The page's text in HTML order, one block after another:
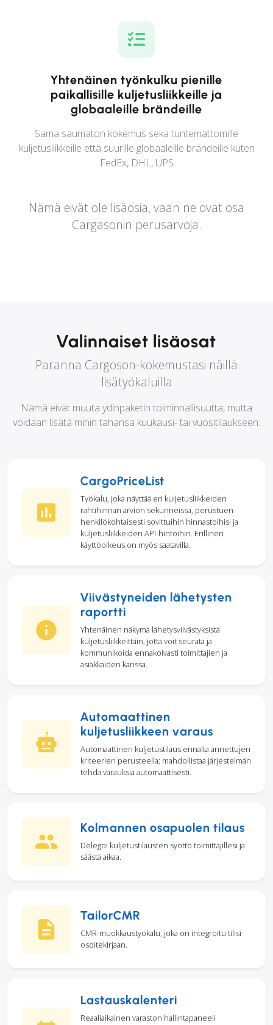
Yhtenäinen työnkulku pienille
paikallisille kuljetusliikkeille ja
globaaleille brändeille
Sama saumaton kokemus sekä tuntemattomille
kuljetusliikkeille että suurille globaaleille brändeille kuten
FedEx, DHL, UPS
Nämä eivät ole lisäosia, vaan ne ovat osa
Cargasonin perusarvoja.
Valinnaiset lisäosat
Paranna Cargoson-kokemustasi näillä
lisätyökaluilla
Nämä eivät muuta ydinpaketin toiminnallisuutta, mutta
voidaan lisätä mihin tahansa kuukausi- tai vuositilaukseen:
CargoPriceList
Työkalu, joka näyttää eri kuljetusliikkeiden
rahtihinnan arvion sekunneissa, perustuen
henkilökohtaisesti sovittuihin hinnastoihisi ja
kuljetusliikkeiden API-hintoihin. Erillinen
käyttöoikeus on myös saatavilla.
Viivästyneiden lähetysten
raportti
Yhtenäinen näkymä lähetysviivästyksistä
kuljetusliikkeittäin, jotta voit seurata ja
kommunikoida ennakoivasti toimittajien ja
asiakkaiden kanssa.
Automaattinen
kuljetusliikkeen varaus
Automaattinen kuljetustilaus ennalta annettujen
kriteerien perusteella; mahdollistaa järjestelmän
tehdä varauksia automaattisesti.
Kolmannen osapuolen tilaus
Delegoi kuljetustilausten syöttö toimittajillesi ja
säästä aikaa.
TailorCMR
CMR-muokkaustyökalu, joka on integroitu tilisi
osoitekirjaan.
Lastauskalenteri
Reaaliaikainen varaston hallintapaneeli